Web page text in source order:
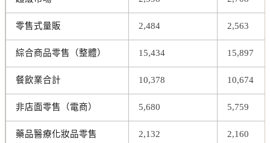
零售式量販 2,484 2,563
綜合商品零售（整體） 15,434 15,897
餐飲業合計 10,378 10,674
非店面零售（電商） 5,680 5,759
藥品醫療化妝品零售 2,132 2,160